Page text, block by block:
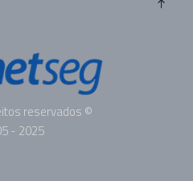
reservados ©
- 2025